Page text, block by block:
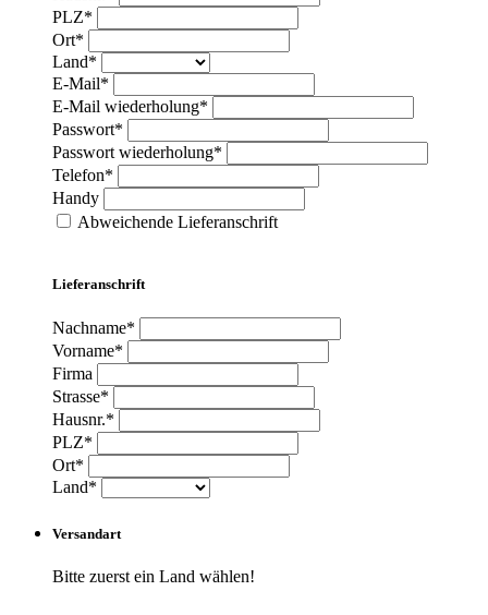
PLZ*
Ort*
Land*
E-Mail*
E-Mail wiederholung*
Passwort*
Passwort wiederholung*
Telefon*
Handy
Abweichende Lieferanschrift
Lieferanschrift
Nachname*
Vorname*
Firma
Strasse*
Hausnr.*
PLZ*
Ort*
Land*
Versandart
Bitte zuerst ein Land wählen!